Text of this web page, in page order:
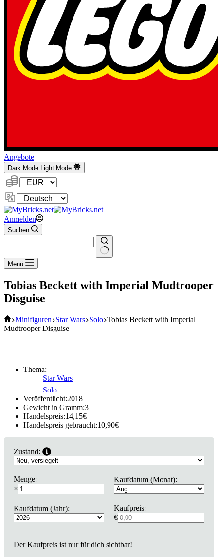
Angebote
Dark Mode Light Mode
Währung:
Sprache
ändern
Anmelden
Suchen
Keine
Ergebnisse
Menü
Tobias Beckett with Imperial Mudtrooper
Disguise
Start
Minifiguren Star Wars Solo Tobias Beckett with Imperial
Mudtrooper Disguise
Thema:
Star Wars
Solo
Veröffentlicht:2018
Gewicht in Gramm:3
Handelspreis:14,15€
Handelspreis gebraucht:10,90€
Zustand:
Menge:
×
Kaufdatum (Monat):
Kaufdatum (Jahr):
Kaufpreis:
€
Der Kaufpreis ist nur für dich sichtbar!